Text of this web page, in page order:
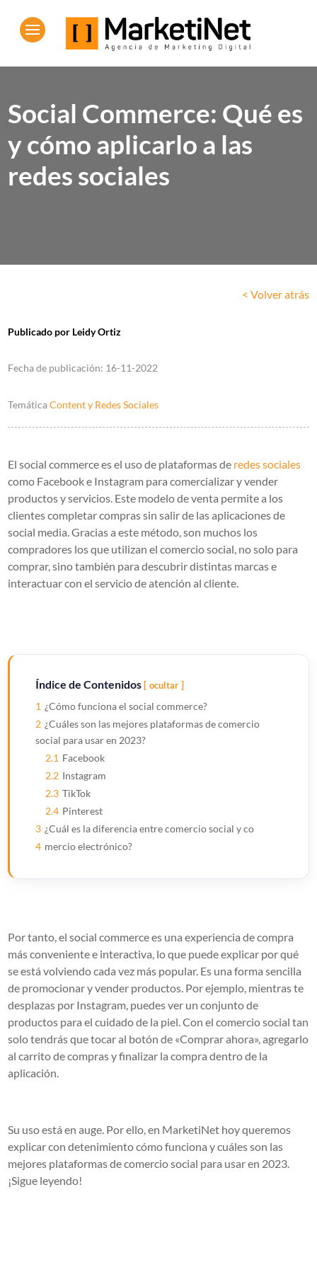
Social Commerce: Qué es
y cómo aplicarlo a las
redes sociales
< Volver atrás
Publicado por Leidy Ortiz
Fecha de publicación: 16-11-2022
TemáticaContent y Redes Sociales
El social commerce es el uso de plataformas de redes sociales
como Facebook e Instagram para comercializar y vender
productos y servicios. Este modelo de venta permite a los
clientes completar compras sin salir de las aplicaciones de
social media. Gracias a este método, son muchos los
compradores los que utilizan el comercio social, no solo para
comprar, sino también para descubrir distintas marcas e
interactuar con el servicio de atención al cliente.
Índice de Contenidos ocultar
1 ¿Cómo funciona el social commerce?
2 ¿Cuáles son las mejores plataformas de comercio
social para usar en 2023?
2.1 Facebook
2.2 Instagram
2.3 TikTok
2.4 Pinterest
3 ¿Cuál es la diferencia entre comercio social y co
4 mercio electrónico?
Por tanto, el social commerce es una experiencia de compra
más conveniente e interactiva, lo que puede explicar por qué
se está volviendo cada vez más popular. Es una forma sencilla
de promocionar y vender productos. Por ejemplo, mientras te
desplazas por Instagram, puedes ver un conjunto de
productos para el cuidado de la piel. Con el comercio social tan
solo tendrás que tocar al botón de «Comprar ahora», agregarlo
al carrito de compras y finalizar la compra dentro de la
aplicación.
Su uso está en auge. Por ello, en MarketiNet hoy queremos
explicar con detenimiento cómo funciona y cuáles son las
mejores plataformas de comercio social para usar en 2023.
¡Sigue leyendo!